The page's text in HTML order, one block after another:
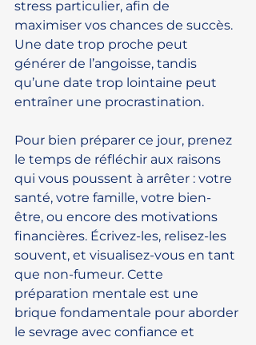
stress particulier, afin de
maximiser vos chances de succès.
Une date trop proche peut
générer de l’angoisse, tandis
qu’une date trop lointaine peut
entraîner une procrastination.
Pour bien préparer ce jour, prenez
le temps de réfléchir aux raisons
qui vous poussent à arrêter : votre
santé, votre famille, votre bien-
être, ou encore des motivations
financières. Écrivez-les, relisez-les
souvent, et visualisez-vous en tant
que non-fumeur. Cette
préparation mentale est une
brique fondamentale pour aborder
le sevrage avec confiance et